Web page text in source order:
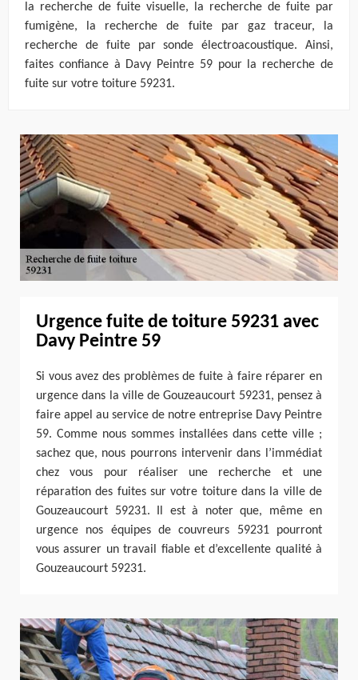
la recherche de fuite visuelle, la recherche de fuite par
fumigène, la recherche de fuite par gaz traceur, la
recherche de fuite par sonde électroacoustique. Ainsi,
faites confiance à Davy Peintre 59 pour la recherche de
fuite sur votre toiture 59231.
Urgence fuite de toiture 59231 avec
Davy Peintre 59
Si vous avez des problèmes de fuite à faire réparer en
urgence dans la ville de Gouzeaucourt 59231, pensez à
faire appel au service de notre entreprise Davy Peintre
59. Comme nous sommes installées dans cette ville ;
sachez que, nous pourrons intervenir dans l’immédiat
chez vous pour réaliser une recherche et une
réparation des fuites sur votre toiture dans la ville de
Gouzeaucourt 59231. Il est à noter que, même en
urgence nos équipes de couvreurs 59231 pourront
vous assurer un travail fiable et d’excellente qualité à
Gouzeaucourt 59231.